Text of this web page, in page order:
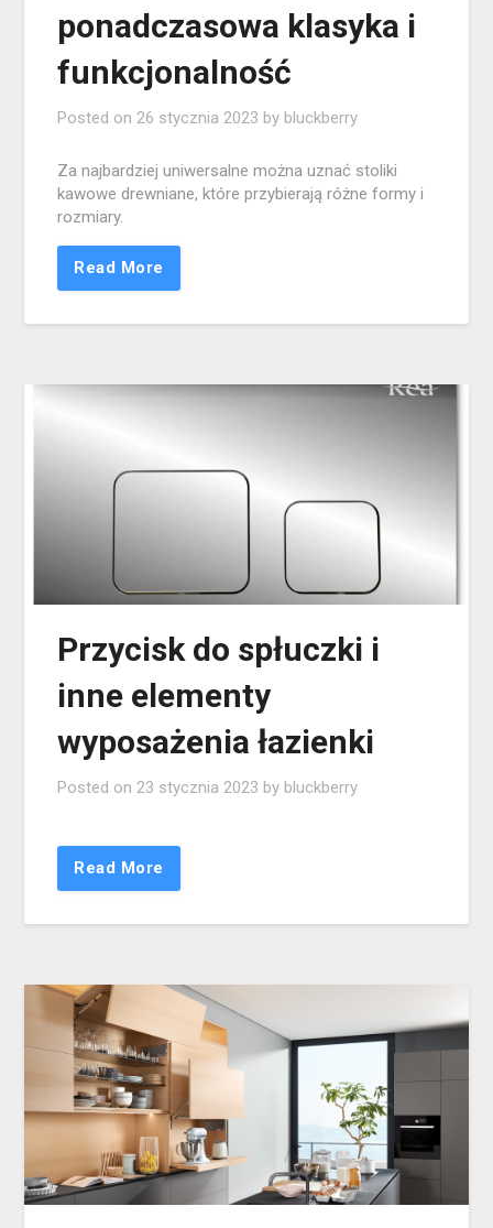
ponadczasowa klasyka i
funkcjonalność
Posted on 26 stycznia 2023 by bluckberry
Za najbardziej uniwersalne można uznać stoliki
kawowe drewniane, które przybierają różne formy i
rozmiary.
Read More
Przycisk do spłuczki i
inne elementy
wyposażenia łazienki
Posted on 23 stycznia 2023 by bluckberry
Read More